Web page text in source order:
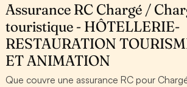
Assurance RC Chargé /
touristique - HÔTELLERIE-
RESTAURATION
ET ANIMATION
Que couvre une assurance RC pour